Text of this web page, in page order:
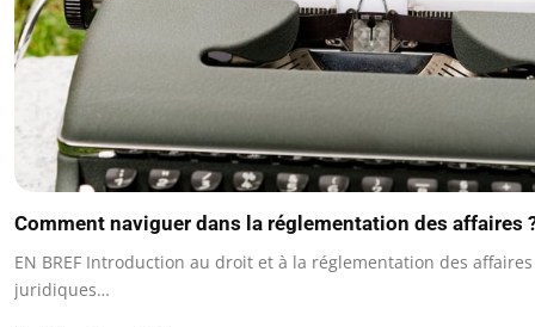
Comment naviguer dans la réglementation des affaires
EN BREF Introduction au droit et à la réglementation des
juridiques…